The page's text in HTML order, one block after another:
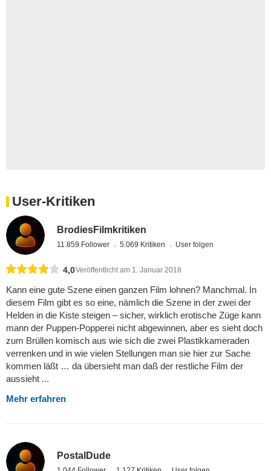
User-Kritiken
BrodiesFilmkritiken
11.859 Follower 5.069 Kritiken User folgen
4,0Veröffentlicht am 1. Januar 2018
Kann eine gute Szene einen ganzen Film lohnen? Manchmal. In
diesem Film gibt es so eine, nämlich die Szene in der zwei der
Helden in die Kiste steigen – sicher, wirklich erotische Züge kann
mann der Puppen-Popperei nicht abgewinnen, aber es sieht doch
zum Brüllen komisch aus wie sich die zwei Plastikkameraden
verrenken und in wie vielen Stellungen man sie hier zur Sache
kommen läßt … da übersieht man daß der restliche Film der
aussieht ...
Mehr erfahren
PostalDude